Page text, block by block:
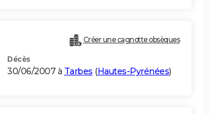
Créer une cagnotte obsèques
Décès
30/06/2007 à Tarbes (Hautes-Pyrénées)